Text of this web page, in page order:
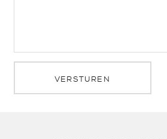
VERSTUREN